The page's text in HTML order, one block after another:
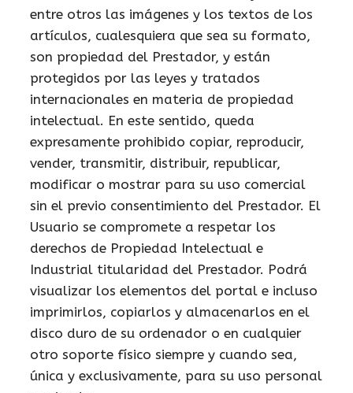
entre otros las imágenes y los textos de los
artículos, cualesquiera que sea su formato,
son propiedad del Prestador, y están
protegidos por las leyes y tratados
internacionales en materia de propiedad
intelectual. En este sentido, queda
expresamente prohibido copiar, reproducir,
vender, transmitir, distribuir, republicar,
modificar o mostrar para su uso comercial
sin el previo consentimiento del Prestador. El
Usuario se compromete a respetar los
derechos de Propiedad Intelectual e
Industrial titularidad del Prestador. Podrá
visualizar los elementos del portal e incluso
imprimirlos, copiarlos y almacenarlos en el
disco duro de su ordenador o en cualquier
otro soporte físico siempre y cuando sea,
única y exclusivamente, para su uso personal